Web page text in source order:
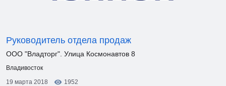
Руководитель отдела продаж
ООО "Владторг". Улица Космонавтов 8
Владивосток
19 марта 2018
1952